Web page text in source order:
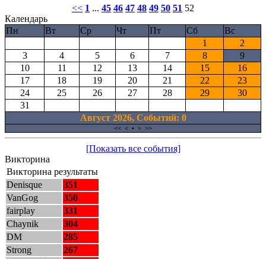
<< 1 ... 45 46 47 48 49 50 51 52
Календарь
Пн
Вт Ср Чт Пт Сб
Вс
1
2
3
4 5 6 7 8
9
10
11 12 13 14 15
16
17
18 19 20 21 22
23
24
25 26 27 28 29
30
31
Август 2026, Cобытий: 0
<< < • > >>
[Показать все события]
Викторина
Викторина результаты
Denisque
351
VanGog
350
fairplay
331
Chaynik
304
DM
285
Strong
267